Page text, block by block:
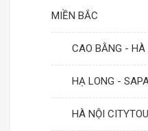
MIỀN BẮC
CAO BẰNG - HÀ
HẠ LONG -
HÀ NỘI